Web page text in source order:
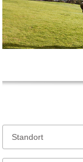
Standort